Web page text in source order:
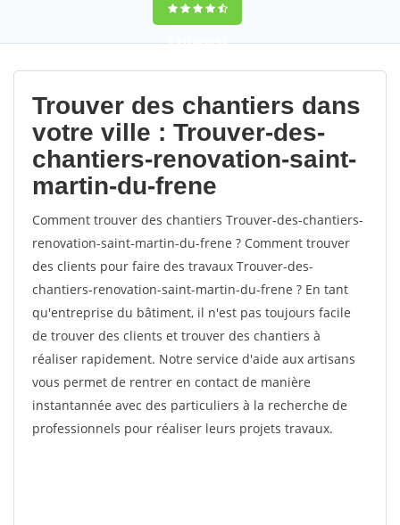
9,5(100%)95
votes
Trouver des chantiers dans
votre ville : Trouver-des-
chantiers-renovation-saint-
martin-du-frene
Comment trouver des chantiers Trouver-des-chantiers-
renovation-saint-martin-du-frene ? Comment trouver
des clients pour faire des travaux Trouver-des-
chantiers-renovation-saint-martin-du-frene ? En tant
qu'entreprise du bâtiment, il n'est pas toujours facile
de trouver des clients et trouver des chantiers à
réaliser rapidement. Notre service d'aide aux artisans
vous permet de rentrer en contact de manière
instantannée avec des particuliers à la recherche de
professionnels pour réaliser leurs projets travaux.